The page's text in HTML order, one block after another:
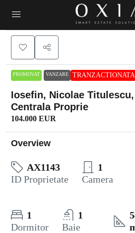
PROMOVAT VANZARE TRANZACTIONATA
Iosefin, Nicolae
Centrala Proprie
104.000 EUR
Overview
AX1143
ID Proprietate
1
Camera
1
Dormitor
1
Baie